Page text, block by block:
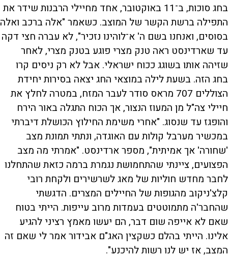
בחג סוכות, ב־11 באוקטובר, אחד מחיילי הרבנות שידר את
התפילה ברשת הקשר של המוצב. כשאמר "אלה ברכב ואלה
בסוסים, ואנחנו בשם ה' א־לוהינו נזכיר", לא עברה חצי דקה
עד שארדינסט ראה טנק מצרי פוגע בטנק מצרי, לאחר
שזיהה אותו בשוגג ככוח ישראלי. אבל לא רק ניסים קרו
בחג הזה. בשעת לילה במוצאי החג יצאה בסירות יחידת
הצוללים 707 מראס סודר לעבר המזח, במטרה לחלץ את
חיילי צה"ל מן המעוז הנצור, אך הכוח התגלה באור הירח
והופגז עד שנסוג. "אחרי משימת החילוץ הכושלת דיברתי
במכשיר מערבל קולות עם האוגדה, ונתתי תמונת מצב
'שחורה' אך אמיתית", מספר ארדינסט. "אמרתי מה מצב
הפצועים, ציינתי שהתחמושת נגמרת ברמה כזאת שהתחלנו
לחבר מחדש חוליות של מאג לשרשירים ולקחת רובי
קלצ'ניקוב מהגופות של החיילים המצרים. הדגשתי
שהחבר'ה מתמוטטים בעמדות מרוב עייפות. הייתי בטוח
שאם לא אייפה שום דבר, הם יעשו מאמץ רציני להגיע
אלינו. הייתי בהלם כשקצין האג"ם אבידור אמר לי שאם זה
המצב, אז יש לנו רשות להיכנע".